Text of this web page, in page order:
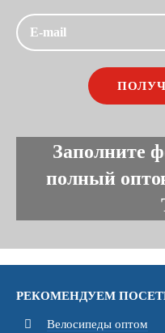
Заполните
полный
РЕКОМЕНДУЕМ
Велосипеды оптом